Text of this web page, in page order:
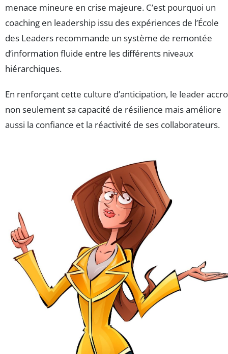
menace mineure en crise majeure. C’est pourquoi un
coaching en leadership issu des expériences de l’École
des Leaders recommande un système de remontée
d’information fluide entre les différents niveaux
hiérarchiques.
En renforçant cette culture d’anticipation, le leader
non seulement sa capacité de résilience mais améliore
aussi la confiance et la réactivité de ses collaborateurs.